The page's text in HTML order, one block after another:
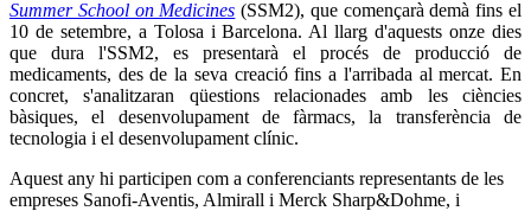
Summer School on Medicines (SSM2), que començarà demà fins el
10 de setembre, a Tolosa i Barcelona. Al llarg d'aquests onze dies
que dura l'SSM2, es presentarà el procés de producció de
medicaments, des de la seva creació fins a l'arribada al mercat. En
concret, s'analitzaran qüestions relacionades amb les ciències
bàsiques, el desenvolupament de fàrmacs, la transferència de
tecnologia i el desenvolupament clínic.
Aquest any hi participen com a conferenciants representants de les
empreses Sanofi-Aventis, Almirall i Merck Sharp&Dohme, i